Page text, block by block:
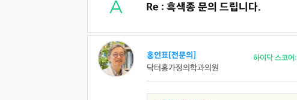
Re : 흑색종 문의 드립니다.
홍인표[전문의]
닥터홍가정의학과의원
하이닥 스코어: